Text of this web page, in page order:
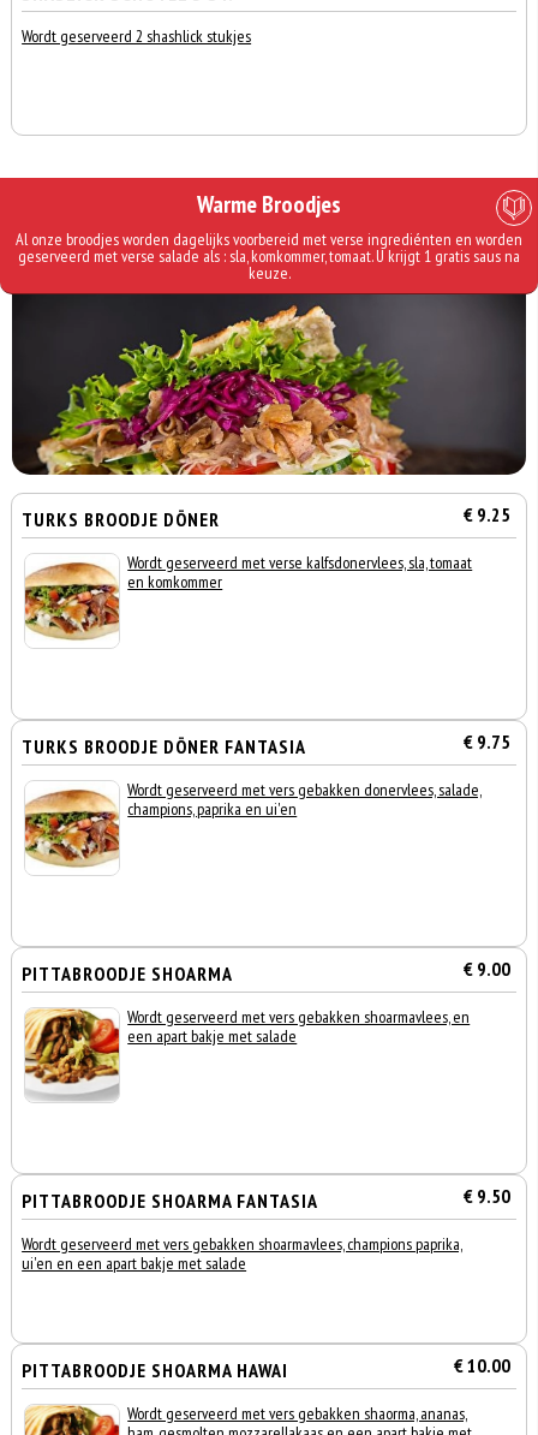
Wordt geserveerd 2 shashlick stukjes
Warme Broodjes
Al onze broodjes worden dagelijks voorbereid met verse ingrediénten en worden
geserveerd met verse salade als : sla, komkommer, tomaat. U krijgt 1 gratis saus na
keuze.
TURKS BROODJE DÖNER € 9.25
Wordt geserveerd met verse kalfsdonervlees, sla, tomaat
en komkommer
TURKS BROODJE DÖNER FANTASIA € 9.75
Wordt geserveerd met vers gebakken donervlees, salade,
champions, paprika en ui'en
PITTABROODJE SHOARMA € 9.00
Wordt geserveerd met vers gebakken shoarmavlees, en
een apart bakje met salade
PITTABROODJE SHOARMA FANTASIA € 9.50
Wordt geserveerd met vers gebakken shoarmavlees, champions paprika,
ui'en en een apart bakje met salade
PITTABROODJE SHOARMA HAWAI € 10.00
Wordt geserveerd met vers gebakken shaorma, ananas,